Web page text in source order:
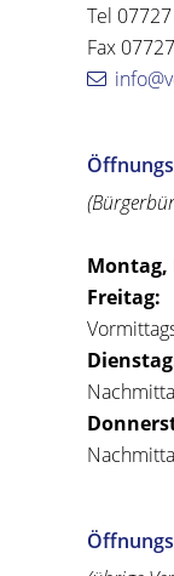
Tel
Fax
Montag,
Freitag: